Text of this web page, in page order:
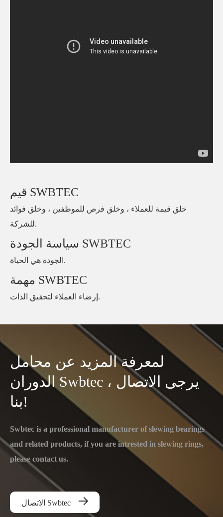
قيم SWBTEC
خلق قيمة للعملاء ، وخلق فرص للموظفين ، وخلق فوائد
للشركة.
سياسة الجودة SWBTEC
الجودة هي الحياة.
مهمة SWBTEC
إرضاء العملاء لتحقيق الذات.
لمعرفة المزيد عن محامل
الدوران Swbtec ، يرجى الاتصال
بنا!
Swbtec is a professional manufacturer of slewing bearings
and related products, if you are intrested in slewing rings,
please contact us.
الاتصال Swbtec 